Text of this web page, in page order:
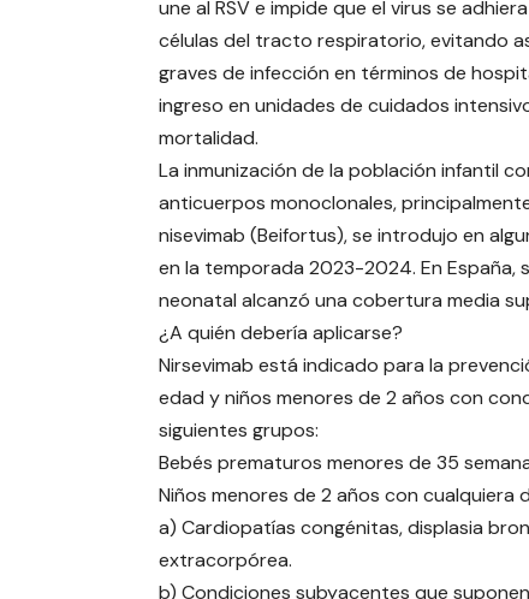
une al RSV e impide que el virus se
células del tracto respiratorio, evitando
graves de infección en términos de
ingreso en unidades de cuidados
mortalidad.
La inmunización de la población infantil
anticuerpos monoclonales,
nisevimab (Beifortus), se introdujo en
en la temporada 2023-2024. En España,
neonatal alcanzó una cobertura media
¿A quién debería aplicarse?
Nirsevimab está indicado para la
edad y niños menores de 2 años con
siguientes grupos:
Bebés prematuros menores de 35
Niños menores de 2 años con cualquiera
a) Cardiopatías congénitas, displasia
extracorpórea.
b) Condiciones subyacentes que